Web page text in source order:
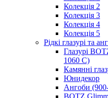
Колекція 2
Колекція 3
Колекція 4
Колекція 5
Рідкі глазурі та
Глазурі
1060 C)
Камянні
Юнидекор
Ангоби
BOTZ